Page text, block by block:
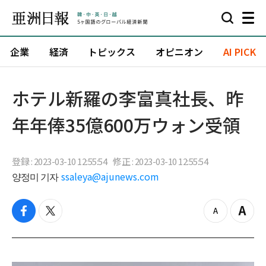
企業 経済 トピックス オピニオン AI PICK
ホテル新羅の李富真社長、昨
年年俸35億600万ウォン受領
登録 : 2023-03-10 12:55:54 修正 : 2023-03-10 12:55:54
양정미 기자 ssaleya@ajunews.com
f
c
b
t
i
t
z
o
o
Z
o
i